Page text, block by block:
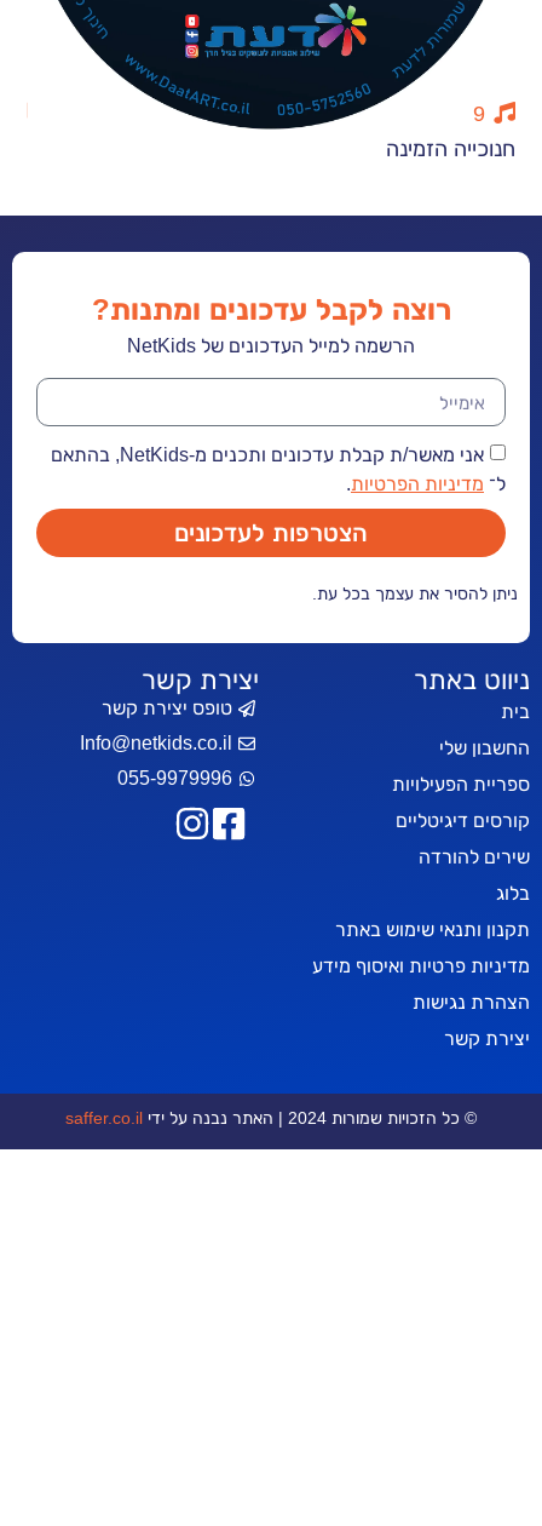
הזמינה
שימוש באתר
ואיסוף מידע
רוצה לקבל עדכונים ומתנות?
הרשמה למייל העדכונים של NetKids
אני מאשר/ת קבלת עדכונים ותכנים מ-NetKids, בהתאם
הפרטיות.
הצטרפות לעדכונים
את עצמך בכל עת.
יצירת קשר
טופס יצירת קשר
Info@netkids.co.il
055-9979996
שמורות 2024 | האתר נבנה על ידי saffer.co.il